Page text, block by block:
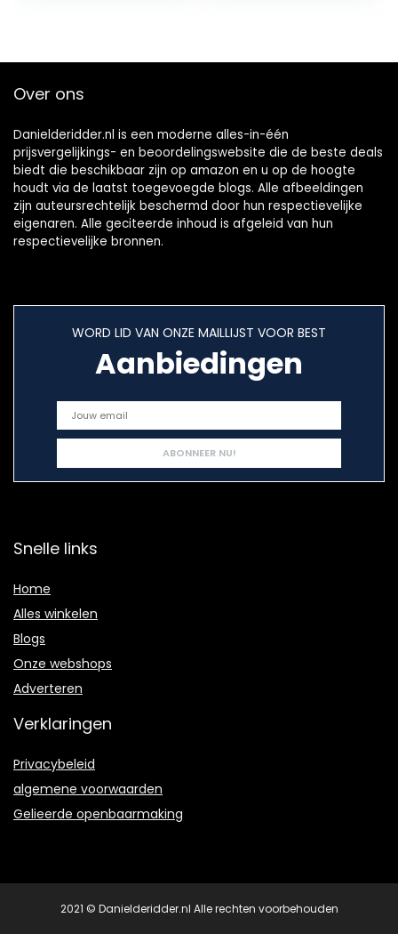
Over ons
Danielderidder.nl is een moderne alles-in-één
prijsvergelijkings- en beoordelingswebsite die de beste deals
biedt die beschikbaar zijn op amazon en u op de hoogte
houdt via de laatst toegevoegde blogs. Alle afbeeldingen
zijn auteursrechtelijk beschermd door hun respectievelijke
eigenaren. Alle geciteerde inhoud is afgeleid van hun
respectievelijke bronnen.
WORD LID VAN ONZE MAILLIJST VOOR BEST
Aanbiedingen
Snelle links
Home
Alles winkelen
Blogs
Onze webshops
Adverteren
Verklaringen
Privacybeleid
algemene voorwaarden
Gelieerde openbaarmaking
2021 © Danielderidder.nl Alle rechten voorbehouden